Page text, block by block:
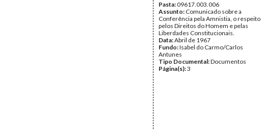
Pasta:09617.003.006
Assunto: Comunicado sobre a
Conferência pela Amnistia, o respeito
pelos Direitos do Homem e pelas
Liberdades Constitucionais.
Data:Abril de 1967
Fundo:Isabel do Carmo/Carlos
Antunes
Tipo Documental:Documentos
Página(s):3